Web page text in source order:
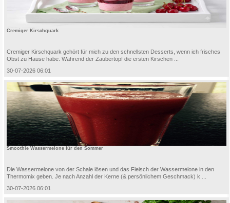
Cremiger Kirschquark
Cremiger Kirschquark gehört für mich zu den schnellsten Desserts, wenn ich frisches
Obst zu Hause habe. Während der Zaubertopf die ersten Kirschen ...
30-07-2026 06:01
Smoothie Wassermelone für den Sommer
Die Wassermelone von der Schale lösen und das Fleisch der Wassermelone in den
Thermomix geben. Je nach Anzahl der Kerne (& persönlichem Geschmack) k ...
30-07-2026 06:01